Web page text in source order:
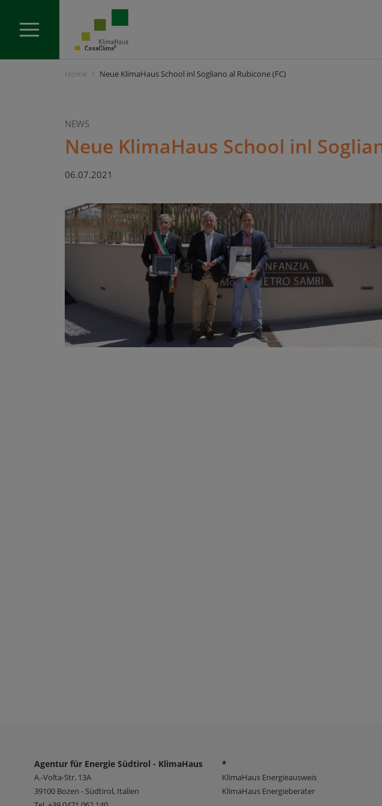
Home Neue KlimaHaus School inl Sogliano al Rubicone (FC)
NEWS
Neue KlimaHaus School inl
06.07.2021
Agentur für Energie Südtirol - KlimaHaus
A.-Volta-Str. 13A
39100 Bozen - Südtirol, Italien
*
KlimaHaus Energieausweis
KlimaHaus Energieberater